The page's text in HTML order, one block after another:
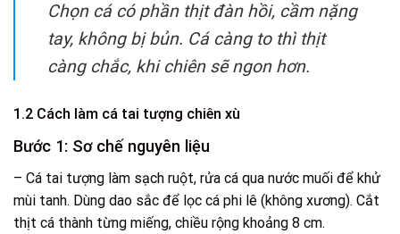
Chọn cá có phần thịt đàn hồi, cầm nặng
tay, không bị bủn. Cá càng to thì thịt
càng chắc, khi chiên sẽ ngon hơn.
1.2 Cách làm cá tai tượng chiên xù
Bước 1: Sơ chế nguyên liệu
– Cá tai tượng làm sạch ruột, rửa cá qua nước muối để khử
mùi tanh. Dùng dao sắc để lọc cá phi lê (không xương). Cắt
thịt cá thành từng miếng, chiều rộng khoảng 8 cm.